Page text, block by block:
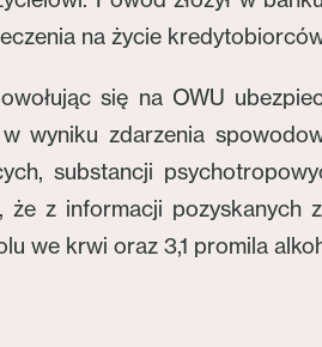
na życie
się na OWU
wyniku zdarzenia
substancji
że z informacji
we krwi oraz 3,1 promila